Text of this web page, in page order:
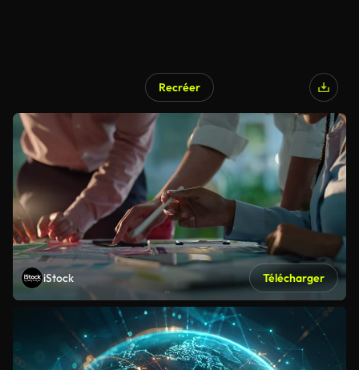
Recréer
iStock Télécharger